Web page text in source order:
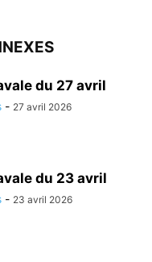
du 27 avril
- 27 avril 2026
du 23 avril
- 23 avril 2026